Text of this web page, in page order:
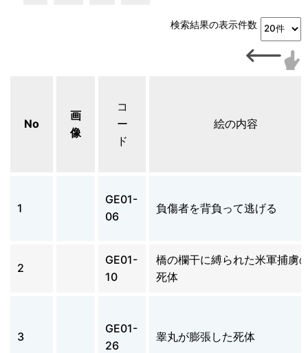
検索結果の表示件数
No
画
像
コ
ー
ド
絵の内容
1
GE01-
06
負傷者を背負って逃げる
2
GE01-
10
橋の欄干に縛られた米軍捕虜
死体
3
GE01-
26
睾丸が膨張した死体